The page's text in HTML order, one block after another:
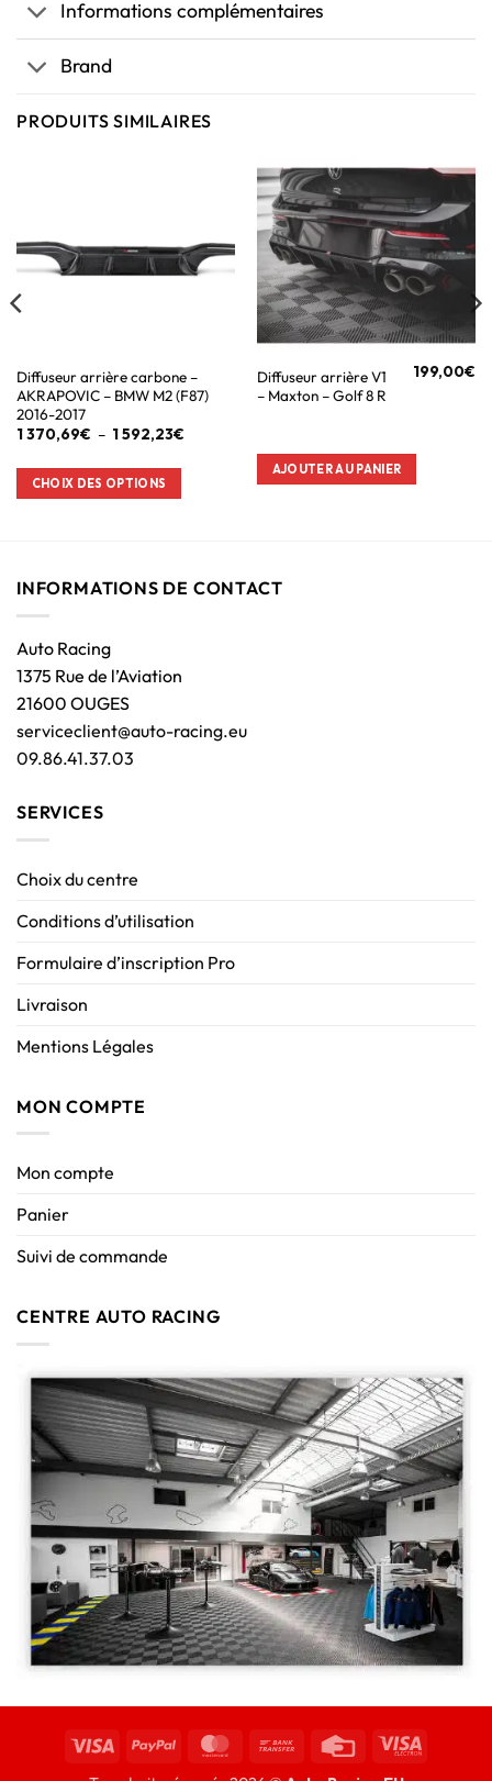
Informations complémentaires
Brand
PRODUITS SIMILAIRES
Diffuseur arrière carbone –
AKRAPOVIC – BMW M2 (F87)
2016-2017
1 370,69€ – 1 592,23€
CHOIX DES OPTIONS
Diffuseur arrière V1
– Maxton – Golf 8 R
199,00€
AJOUTER AU PANIER
INFORMATIONS DE CONTACT
Auto Racing
1375 Rue de l’Aviation
21600 OUGES
serviceclient@auto-racing.eu
09.86.41.37.03
SERVICES
Choix du centre
Conditions d’utilisation
Formulaire d’inscription Pro
Livraison
Mentions Légales
MON COMPTE
Mon compte
Panier
Suivi de commande
CENTRE AUTO RACING